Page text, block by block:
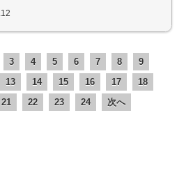
3 4 5 6 7 8
9
13 14 15 16 17
18
21 22 23 24 次へ